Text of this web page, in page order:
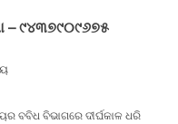
– ୯୪୩୭୯୦୯୬୭୫
ବବିଧ ବିଭାଗରେ ଦୀର୍ଘକାଳ ଧରି